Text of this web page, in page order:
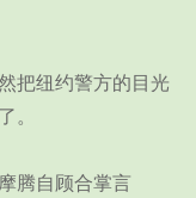
把纽约警方的目光
。
腾自顾合掌言